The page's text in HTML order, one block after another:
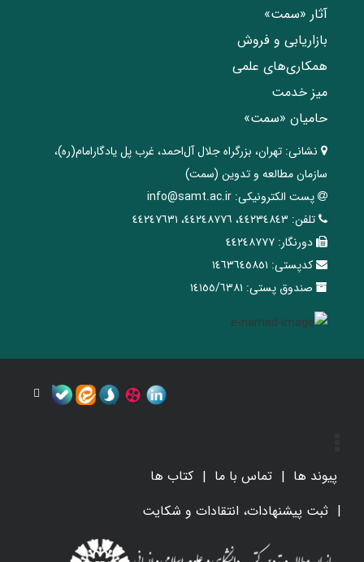
آثار «سمت»
بازاریابی و فروش
همکاری‌های علمی
میز خدمت
حامیان «سمت»
نشانی: تهران، ‌بزرگراه ‌جلال آل‌احمد، غرب پل يادگار‌امام(ره)‌،
سازمان مطالعه و تدوین‌ (سمت)
پست الکترونیکی: info@samt.ac.ir
تلفن: ٤٤٢٣٤٨٤٣، ٤٤٢٤٨٧٧٦، ٤٤٢٤٧٦٣١
دورنگار: ٤٤٢٤٨٧٧٧
کدپستی: ١٤٦٣٦٤٥٨٥١
صندوق پستی: ١٤١٥٥/٦٣٨١
پیوند ها تماس با ما
کتاب ها
ثبت پیشنهادات، انتقادات و شکایت